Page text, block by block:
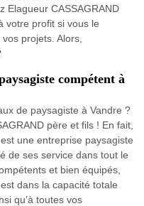
Elagueur CASSAGRAND
votre profit si vous le
projets. Alors,
compétent à
de paysagiste à Vandre ?
père et fils ! En fait,
une entreprise paysagiste
de ses service dans tout le
et bien équipés,
dans la capacité totale
qu’à toutes vos